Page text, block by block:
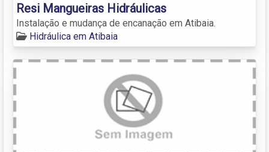
Resi Mangueiras Hidráulicas
Instalação e mudança de encanação em Atibaia.
Hidráulica em Atibaia